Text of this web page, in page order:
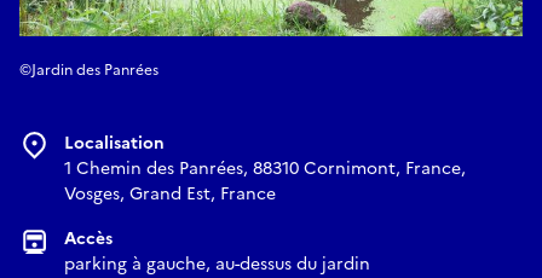
©Jardin des Panrées
Localisation
1 Chemin des Panrées, 88310 Cornimont, France,
Vosges, Grand Est, France
Accès
parking à gauche, au-dessus du jardin